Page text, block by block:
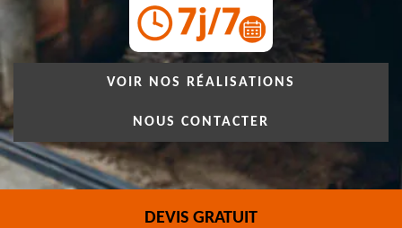
VOIR NOS RÉALISATIONS
NOUS CONTACTER
DEVIS GRATUIT